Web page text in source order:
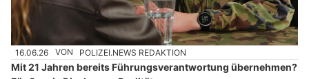
16.06.26 VON POLIZEI.NEWS REDAKTION
Mit 21 Jahren bereits Führungsverantwortung übernehmen?